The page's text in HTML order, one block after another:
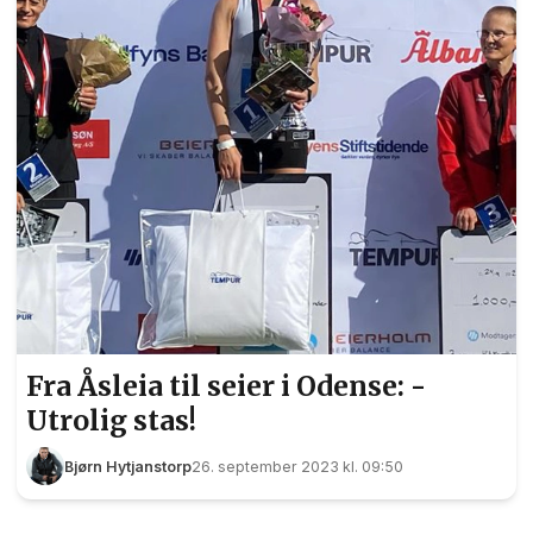
Fra Åsleia til seier i Odense: -
Utrolig stas!
Bjørn Hytjanstorp26. september 2023 kl. 09:50